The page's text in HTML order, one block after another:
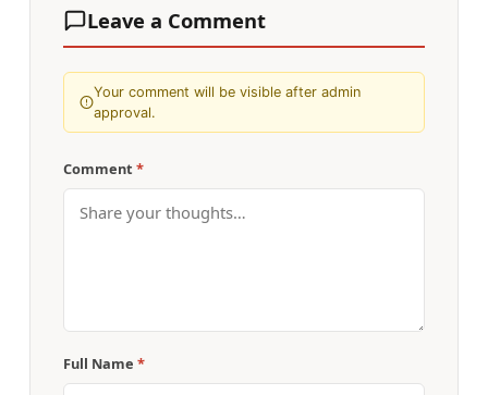
Leave a Comment
Your comment will be visible after admin
approval.
Comment *
Full Name *